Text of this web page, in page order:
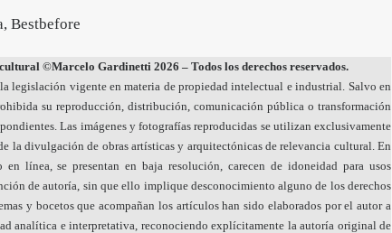
Bestbefore
©Marcelo Gardinetti 2026 – Todos los derechos reservados.
legislación vigente en materia de propiedad intelectual e industrial. Salvo en
su reproducción, distribución, comunicación pública o transformación
Las imágenes y fotografías reproducidas se utilizan exclusivamente
la divulgación de obras artísticas y arquitectónicas de relevancia cultural. En
línea, se presentan en baja resolución, carecen de idoneidad para usos
de autoría, sin que ello implique desconocimiento alguno de los derechos
y bocetos que acompañan los artículos han sido elaborados por el autor a
analítica e interpretativa, reconociendo explícitamente la autoría original de